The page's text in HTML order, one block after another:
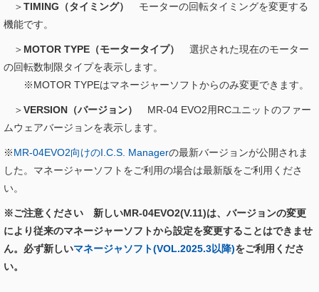
＞TIMING（タイミング）
モーターの回転タイミングを変更する
機能です。
＞ MOTOR TYPE（モータータイプ）
選択された現在のモーター
の回転数制限タイプを表示します。
※MOTOR TYPEはマネージャーソフトからのみ変更できます。
＞VERSION（バージョン）
MR-04 EVO2用RCユニットのファー
ムウェアバージョンを表示します。
※MR-04EVO2向けのI.C.S. Managerの最新バージョンが公開されま
した。マネージャーソフトをご利用の場合は最新版をご利用くださ
い。
※ご注意ください 新しいMR-04EVO2(V.11)は、バージョンの変更
により従来のマネージャーソフトから設定を変更することはできませ
ん。必ず新しいマネージャソフト(VOL.2025.3以降)をご利用くださ
い。